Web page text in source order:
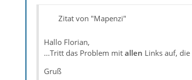
Zitat von "Mapenzi"
Hallo Florian,
...Tritt das Problem mit allen Links auf,
Gruß